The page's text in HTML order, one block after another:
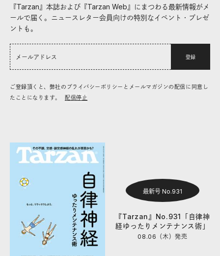
『Tarzan』本誌および『Tarzan Web』にまつわる最新情報がメ
ールで届く。ニュースレター会員向けの特別なイベント・プレゼ
ントも。
登録
ご登録頂くと、弊社のプライバシーポリシーとメールマガジンの配信に同意し
たことになります。
配信停止
最新号 No.931
『Tarzan』No.931「自律神
経ゆったりメンテナンス術」
08.06（木）発売